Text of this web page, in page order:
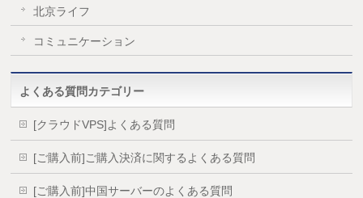
北京ライフ
コミュニケーション
よくある質問カテゴリー
[クラウドVPS]よくある質問
[ご購入前]ご購入決済に関するよくある質問
[ご購入前]中国サーバーのよくある質問